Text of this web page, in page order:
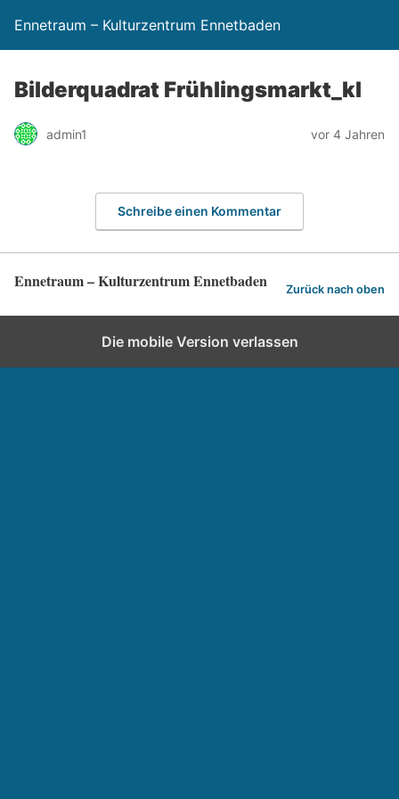
Ennetraum – Kulturzentrum Ennetbaden
Bilderquadrat Frühlingsmarkt_kl
admin1 vor 4 Jahren
Schreibe einen Kommentar
Ennetraum – Kulturzentrum Ennetbaden Zurück nach oben
Die mobile Version verlassen